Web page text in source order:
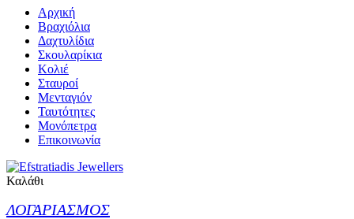
Αρχική
Βραχιόλια
Δαχτυλίδια
Σκουλαρίκια
Κολιέ
Σταυροί
Μενταγιόν
Ταυτότητες
Μονόπετρα
Επικοινωνία
Καλάθι
ΛΟΓΑΡΙΑΣΜΟΣ